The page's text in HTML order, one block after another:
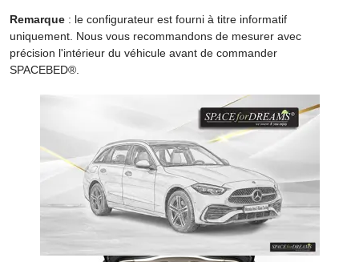
Remarque : le configurateur est fourni à titre informatif
uniquement. Nous vous recommandons de mesurer avec
précision l'intérieur du véhicule avant de commander
SPACEBED®.